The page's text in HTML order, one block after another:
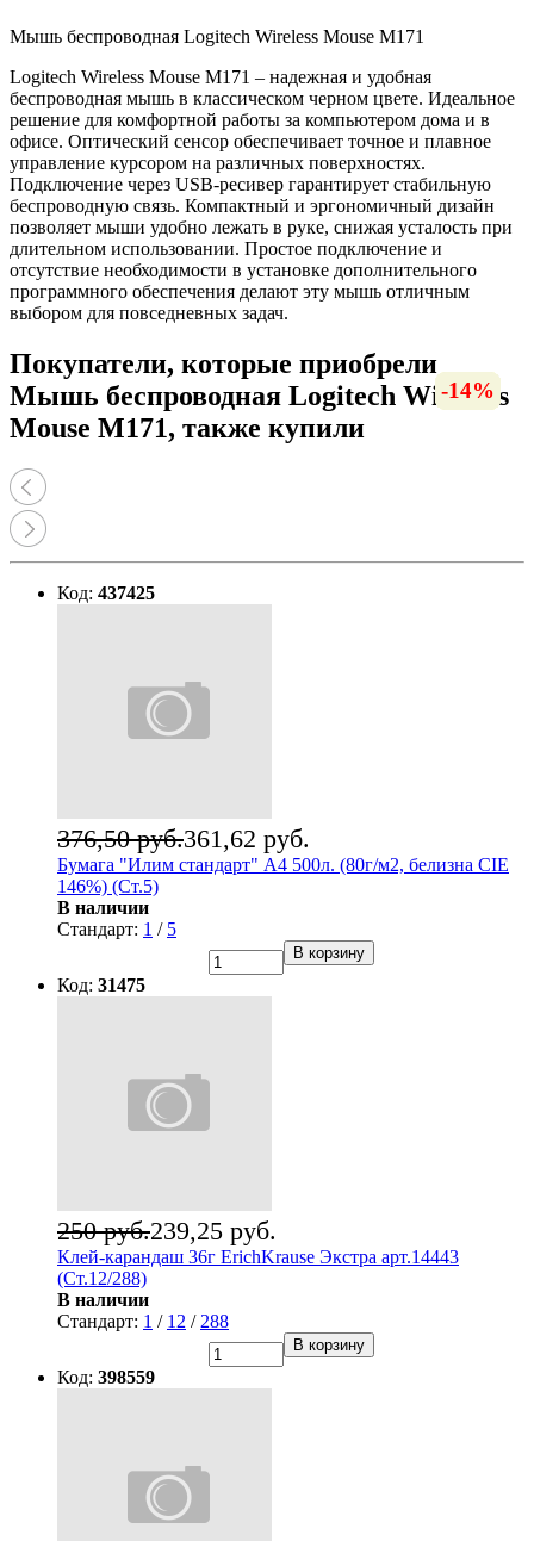
Мышь беспроводная Logitech Wireless Mouse M171
Logitech Wireless Mouse M171 – надежная и удобная
беспроводная мышь в классическом черном цвете. Идеальное
решение для комфортной работы за компьютером дома и в
офисе. Оптический сенсор обеспечивает точное и плавное
управление курсором на различных поверхностях.
Подключение через USB-ресивер гарантирует стабильную
беспроводную связь. Компактный и эргономичный дизайн
позволяет мыши удобно лежать в руке, снижая усталость при
длительном использовании. Простое подключение и
отсутствие необходимости в установке дополнительного
программного обеспечения делают эту мышь отличным
выбором для повседневных задач.
Покупатели, которые приобрели
Мышь беспроводная Logitech Wireless
Mouse M171, также купили
Код: 437425
361,62 руб.
376,50 руб.
Бумага "Илим стандарт" А4 500л. (80г/м2, белизна CIE
146%) (Ст.5)
В наличии
Стандарт: 1 / 5
В корзину
Код: 31475
239,25 руб.
250 руб.
Клей-карандаш 36г ErichKrause Экстра арт.14443
(Ст.12/288)
В наличии
Стандарт: 1 / 12 / 288
В корзину
-8%
Код: 398559
-46%
-6%
-10%
-8%
-49%
-13%
-8%
-7%
-13%
-26%
-14%